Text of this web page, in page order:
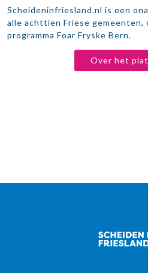
Scheideninfriesland.nl is een
alle achttien Friese gemeenten,
programma Foar Fryske Bern.
Over het